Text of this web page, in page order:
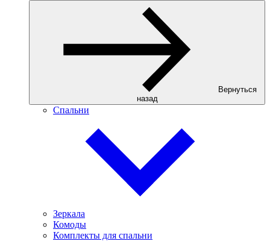
Вернуться
назад
Спальни
Зеркала
Комоды
Комплекты для спальни